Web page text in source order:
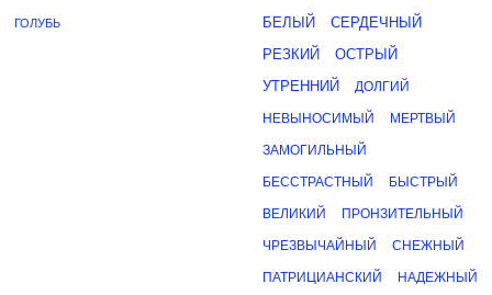
ГОЛУБЬ
БЕЛЫЙ
СЕРДЕЧНЫЙ
РЕЗКИЙ
ОСТРЫЙ
УТРЕННИЙ
ДОЛГИЙ
НЕВЫНОСИМЫЙ МЕРТВЫЙ
ЗАМОГИЛЬНЫЙ
БЕССТРАСТНЫЙ БЫСТРЫЙ
ВЕЛИКИЙ ПРОНЗИТЕЛЬНЫЙ
ЧРЕЗВЫЧАЙНЫЙ СНЕЖНЫЙ
ПАТРИЦИАНСКИЙ НАДЕЖНЫЙ